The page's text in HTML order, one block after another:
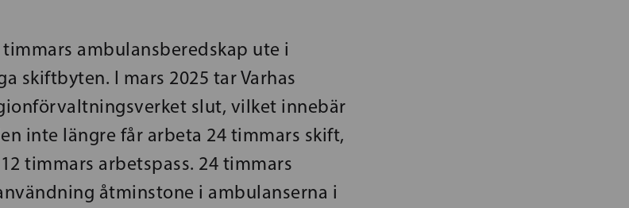
ambulansberedskap ute i
skiftbyten. I mars 2025 tar Varhas
slut, vilket innebär
inte längre får arbeta 24 timmars skift,
timmars arbetspass. 24 timmars
åtminstone i ambulanserna i